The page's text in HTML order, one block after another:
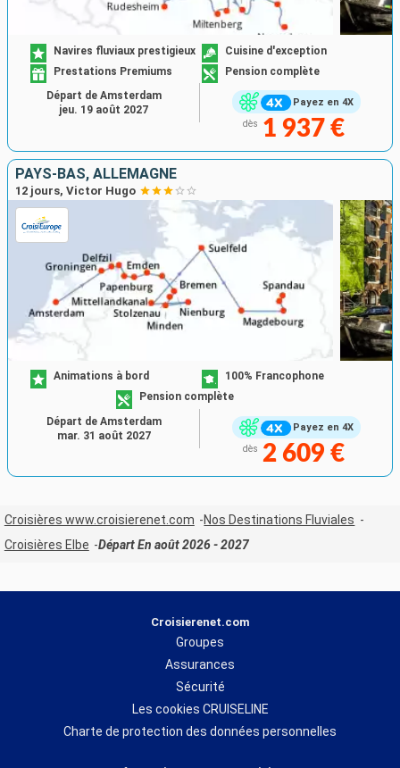
Payez en 4X
Navires fluviaux prestigieux
Cuisine d'exception
Prestations Premiums
Pension complète
dès 1 937 €
Départ de Amsterdam
jeu. 19 août 2027
PAYS-BAS, ALLEMAGNE
12 jours, Victor Hugo
Payez en 4X
Animations à bord
100% Francophone
Pension complète
dès 2 609 €
Départ de Amsterdam
mar. 31 août 2027
Croisières www.croisierenet.com
Nos Destinations Fluviales
Croisières Elbe
Départ En août 2026 - 2027
Croisierenet.com
Groupes
Assurances
Sécurité
Les cookies CRUISELINE
Charte de protection des données personnelles